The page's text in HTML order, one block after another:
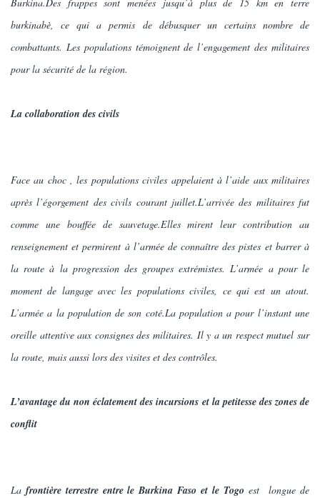
burkinabè, ce qui a permis de débusquer un certains nombre de
combattants. Les populations témoignent de l’engagement des militaires
pour la sécurité de la région.
La collaboration des civils
Face au choc , les populations civiles appelaient à l’aide aux militaires
après l’égorgement des civils courant juillet.L’arrivée des militaires fut
comme une bouffée de sauvetage.Elles mirent leur contribution au
renseignement et permirent à l’armée de connaître des pistes et barrer à
la route à la progression des groupes extrémistes. L’armée a pour le
moment de langage avec les populations civiles, ce qui est un atout.
L’armée a la population de son coté.La population a pour l’instant une
oreille attentive aux consignes des militaires. Il y a un respect mutuel sur
la route, mais aussi lors des visites et des contrôles.
L’avantage du non éclatement des incursions et la petitesse des zones de
conflit
La frontière terrestre entre le Burkina Faso et le Togoest longue de